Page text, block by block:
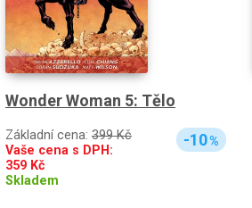
Wonder Woman 5: Tělo
Základní cena: 399 Kč
Vaše cena s DPH:
359 Kč
Skladem
-10%